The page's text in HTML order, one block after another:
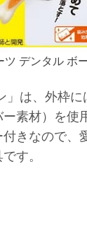
ツ デンタル ボ
」は、外枠
素材）を使
きなので、
す。